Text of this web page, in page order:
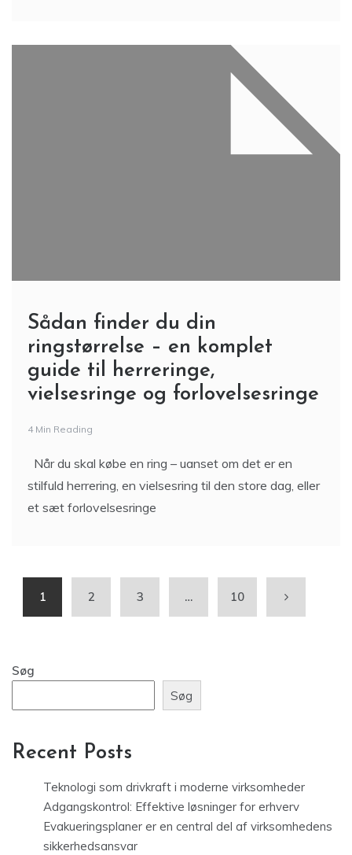
Sådan finder du din
ringstørrelse – en komplet
guide til herreringe,
vielsesringe og forlovelsesringe
4 Min Reading
Når du skal købe en ring – uanset om det er en
stilfuld herrering, en vielsesring til den store dag, eller
et sæt forlovelsesringe
1 2 3 … 10
Søg
Søg
Recent Posts
Teknologi som drivkraft i moderne virksomheder
Adgangskontrol: Effektive løsninger for erhverv
Evakueringsplaner er en central del af virksomhedens
sikkerhedsansvar